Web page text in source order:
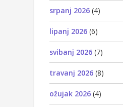
srpanj 2026 (4)
lipanj 2026 (6)
svibanj 2026 (7)
travanj 2026 (8)
ožujak 2026 (4)